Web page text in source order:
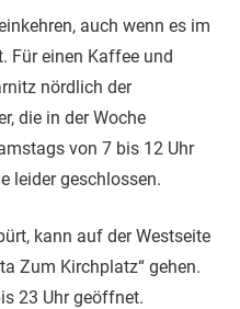
auch wenn es im
Für einen Kaffee und
nördlich der
die in der Woche
von 7 bis 12 Uhr
leider geschlossen.
kann auf der Westseite
Zum Kirchplatz“ gehen.
23 Uhr geöffnet.